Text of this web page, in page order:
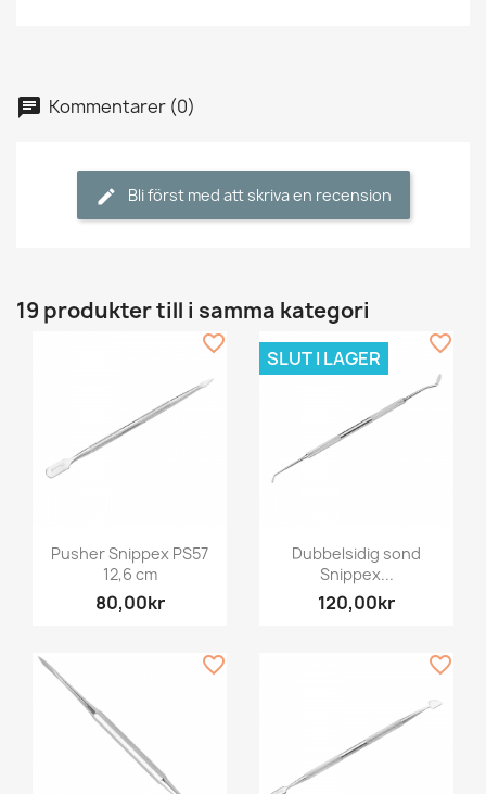
Kommentarer (0)
Bli först med att skriva en recension
19 produkter till i samma kategori
Pusher Snippex PS57
12,6 cm
80,00kr
favorite_border
Dubbelsidig sond
Snippex...
120,00kr
SLUT I LAGER
favorite_border
favorite_border favorite_border